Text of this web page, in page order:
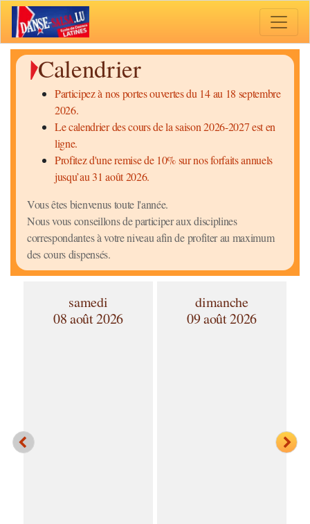
Calendrier
Participez à nos portes ouvertes du 14 au 18 septembre
2026.
Le calendrier des cours de la saison 2026-2027 est en
ligne.
Profitez d'une remise de 10% sur nos forfaits annuels
jusqu’au 31 août 2026.
Vous êtes bienvenus toute l'année.
Nous vous conseillons de participer aux disciplines
correspondantes à votre niveau afin de profiter au maximum
des cours dispensés.
samedi
08 août 2026
dimanche
09 août 2026